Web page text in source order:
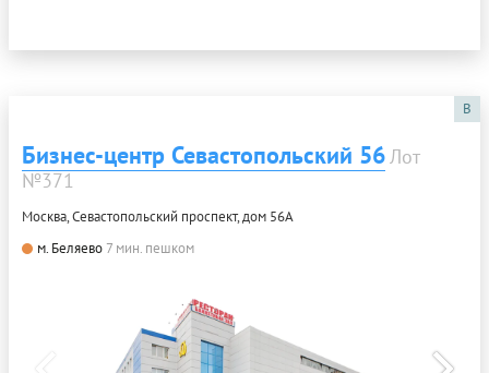
B
Бизнес-центр Севастопольский 56Лот
№371
Москва, Севастопольский проспект, дом 56А
м. Беляево 7 мин. пешком